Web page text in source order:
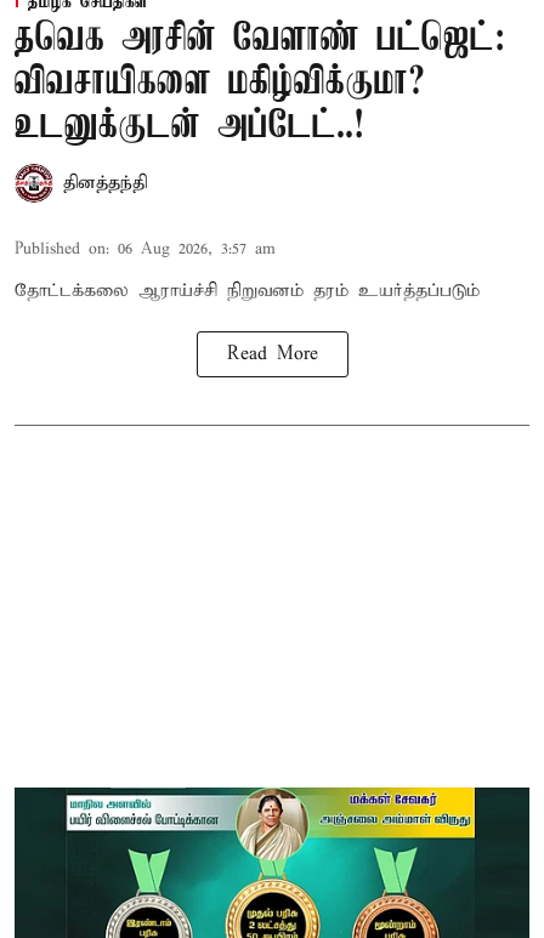
தவெக அரசின் வேளாண் பட்ஜெட்:
விவசாயிகளை மகிழ்விக்குமா?
உடனுக்குடன் அப்டேட்..!
தினத்தந்தி
Published on: 06 Aug 2026, 3:57 am
தோட்டக்கலை ஆராய்ச்சி நிறுவனம் தரம் உயர்த்தப்படும்
Read More